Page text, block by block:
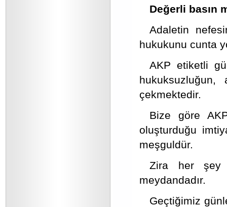
Değerli basın
Adaletin
hukukunu cunta
AKP etiketli
hukuksuzluğun,
çekmektedir.
Bize göre
oluşturduğu
meşguldür.
Zira her şey
meydandadır.
Geçtiğimiz